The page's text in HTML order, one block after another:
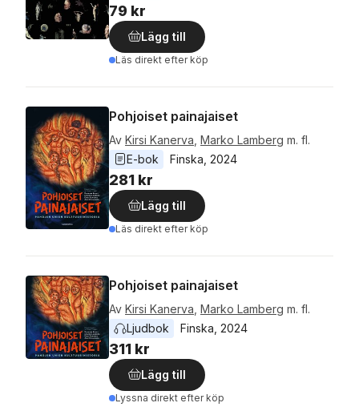
79 kr
Lägg till
Läs direkt efter köp
Pohjoiset painajaiset
Av Kirsi Kanerva Marko Lamberg m. fl.
E-bok
Finska 2024
281 kr
Lägg till
Läs direkt efter köp
Pohjoiset painajaiset
Av Kirsi Kanerva Marko Lamberg m. fl.
Ljudbok
Finska 2024
311 kr
Lägg till
Lyssna direkt efter köp